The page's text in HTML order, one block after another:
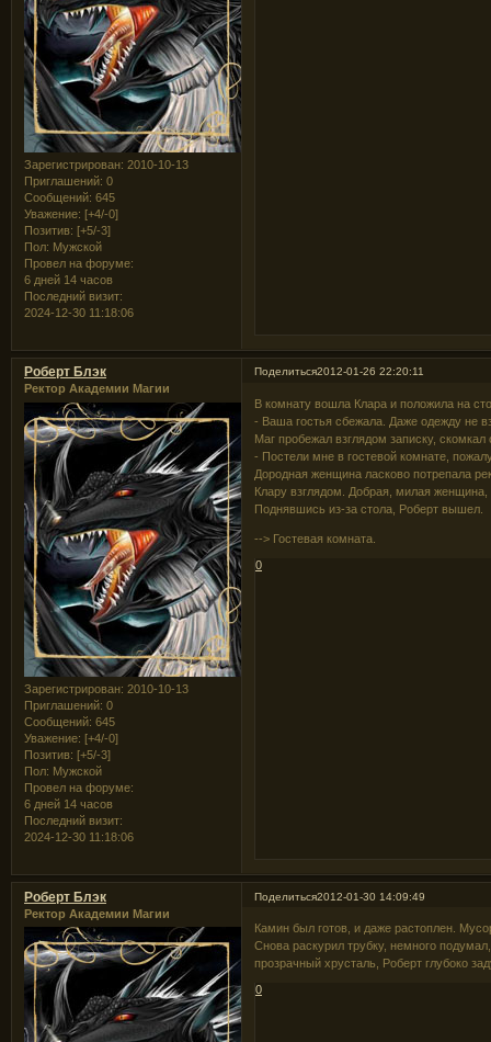
Зарегистрирован: 2010-10-13
Приглашений: 0
Сообщений: 645
Уважение: [+4/-0]
Позитив: [+5/-3]
Пол: Мужской
Провел на форуме:
6 дней 14 часов
Последний визит:
2024-12-30 11:18:06
Поделиться2012-01-26 22:20:11
Роберт Блэк
Ректор Академии Магии
Зарегистрирован: 2010-10-13
Приглашений: 0
Сообщений: 645
Уважение: [+4/-0]
Позитив: [+5/-3]
Пол: Мужской
Провел на форуме:
6 дней 14 часов
Последний визит:
2024-12-30 11:18:06
В комнату вошла Клара и положила на
- Ваша гостья сбежала. Даже одежду не
Маг пробежал взглядом записку,
- Постели мне в гостевой комнате,
Дородная женщина ласково потрепала
Клару взглядом. Добрая, милая женщина,
Поднявшись из-за стола, Роберт вышел.
--> Гостевая комната.
0
Поделиться2012-01-30 14:09:49
Роберт Блэк
Ректор Академии Магии
Камин был готов, и даже растоплен.
Снова раскурил трубку, немного
прозрачный хрусталь, Роберт глубоко
0